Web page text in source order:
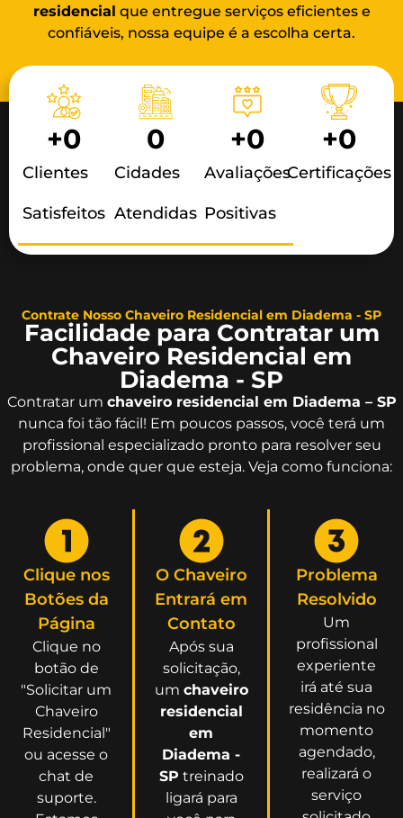
residencial que entregue serviços eficientes e
confiáveis, nossa equipe é a escolha certa.
Clientes
Satisfeitos
+0
Cidades
Atendidas
0
Avaliações
Positivas
+0
Certificações
+0
Contrate Nosso Chaveiro Residencial em Diadema - SP
Facilidade para Contratar um
Chaveiro Residencial em
Diadema - SP
Contratar um chaveiro residencial em Diadema – SP
nunca foi tão fácil! Em poucos passos, você terá um
profissional especializado pronto para resolver seu
problema, onde quer que esteja. Veja como funciona:
Clique nos
Botões da
Página
Clique no
botão de
"Solicitar um
Chaveiro
Residencial"
ou acesse o
chat de
suporte.
O Chaveiro
Entrará em
Contato
Após sua
solicitação,
um chaveiro
residencial
em
Diadema -
SP treinado
ligará para
Problema
Resolvido
Um
profissional
experiente
irá até sua
residência no
momento
agendado,
realizará o
serviço